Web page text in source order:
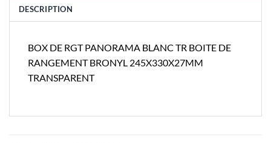
DESCRIPTION
BOX DE RGT PANORAMA BLANC TR BOITE DE
RANGEMENT BRONYL 245X330X27MM
TRANSPARENT